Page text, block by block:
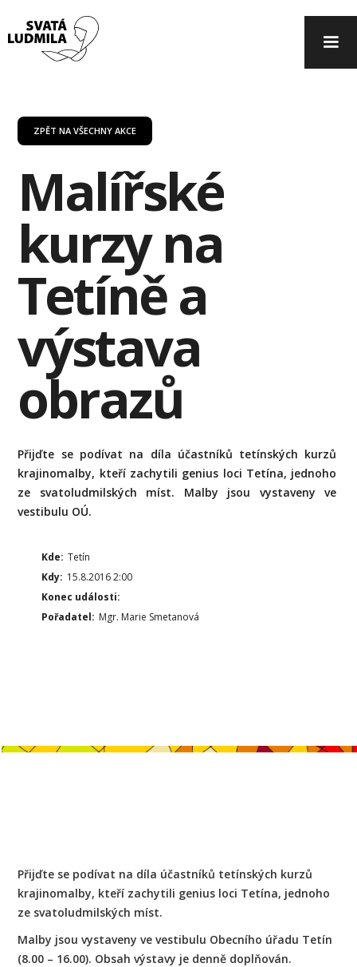
ZPĚT NA VŠECHNY AKCE
Malířské
kurzy na
Tetíně a
výstava
obrazů
Přijďte se podívat na díla účastníků tetínských kurzů
krajinomalby, kteří zachytili genius loci Tetína, jednoho
ze svatoludmilských míst. Malby jsou vystaveny ve
vestibulu OÚ.
Kde: Tetín
Kdy: 15.8.2016 2:00
Konec události:
Pořadatel: Mgr. Marie Smetanová
Přijďte se podívat na díla účastníků tetínských kurzů
krajinomalby, kteří zachytili genius loci Tetína, jednoho
ze svatoludmilských míst.
Malby jsou vystaveny ve vestibulu Obecního úřadu Tetín
(8.00 – 16.00). Obsah výstavy je denně doplňován.